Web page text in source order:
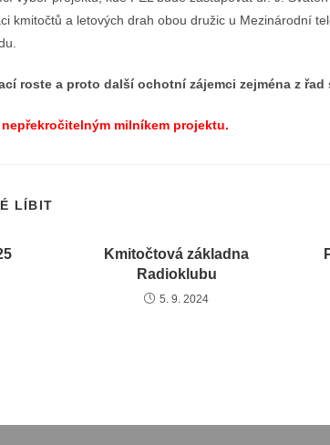
kmitočtů a letových drah obou družic u Mezinárodní
roste a proto další ochotní zájemci zejména z
milníkem projektu.
LÍBIT
Kmitočtová základna
Radioklubu
5. 9. 2024